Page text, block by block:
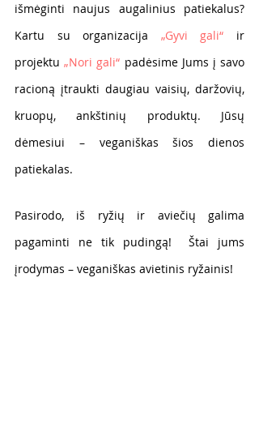
išmėginti naujus augalinius patiekalus?
Kartu su organizacija „Gyvi gali“ ir
projektu „Nori gali“ padėsime Jums į savo
racioną įtraukti daugiau vaisių, daržovių,
kruopų, ankštinių produktų. Jūsų
dėmesiui – veganiškas šios dienos
patiekalas.
Pasirodo, iš ryžių ir aviečių galima
pagaminti ne tik pudingą!  Štai jums
įrodymas – veganiškas avietinis ryžainis!